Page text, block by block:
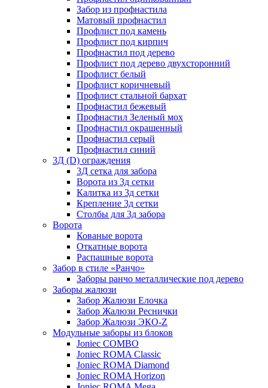
Забор из профнастила
Матовый профнастил
Профлист под камень
Профлист под кирпич
Профнастил под дерево
Профлист под дерево двухсторонний
Профлист белый
Профлист коричневый
Профлист стальной бархат
Профнастил бежевый
Профнастил Зеленый мох
Профнастил окрашенный
Профнастил серый
Профнастил синий
3Д (D) ограждения
3Д сетка для забора
Ворота из 3д сетки
Калитка из 3д сетки
Крепление 3д сетки
Столбы для 3д забора
Ворота
Кованые ворота
Откатные ворота
Распашные ворота
Забор в стиле «Ранчо»
Заборы ранчо металлические под дерево
Заборы жалюзи
Забор Жалюзи Елочка
Забор Жалюзи Реснички
Забор Жалюзи ЭКО-Z
Модульные заборы из блоков
Joniec COMBO
Joniec ROMA Classic
Joniec ROMA Diamond
Joniec ROMA Horizon